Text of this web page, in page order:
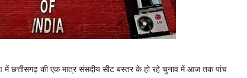
में छत्तीसगढ़ की एक मात्र संसदीय सीट बस्तर के हो रहे चुनाव में आज तक पांच